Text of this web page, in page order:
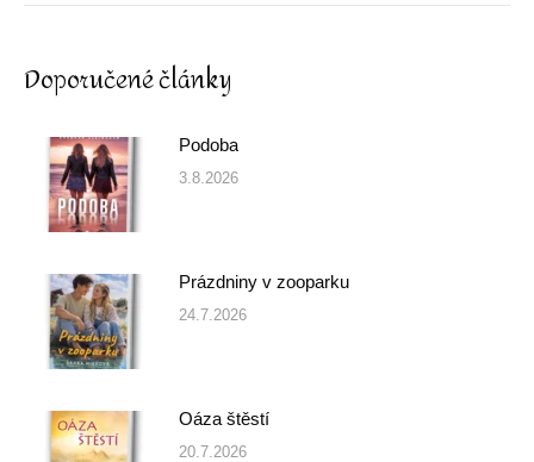
Doporučené články
Podoba
3.8.2026
Prázdniny v zooparku
24.7.2026
Oáza štěstí
20.7.2026